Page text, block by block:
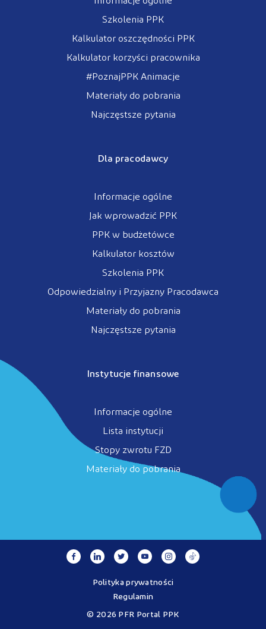
Szkolenia PPK
Kalkulator oszczędności PPK
Kalkulator korzyści pracownika
#PoznajPPK Animacje
Materiały do pobrania
Najczęstsze pytania
Dla pracodawcy
Informacje ogólne
Jak wprowadzić PPK
PPK w budżetówce
Kalkulator kosztów
Szkolenia PPK
Odpowiedzialny i Przyjazny Pracodawca
Materiały do pobrania
Najczęstsze pytania
Instytucje finansowe
Informacje ogólne
Lista instytucji
Stopy zwrotu FZD
Materiały do pobrania
© 2026 PFR Portal PPK
Polityka prywatności
Regulamin